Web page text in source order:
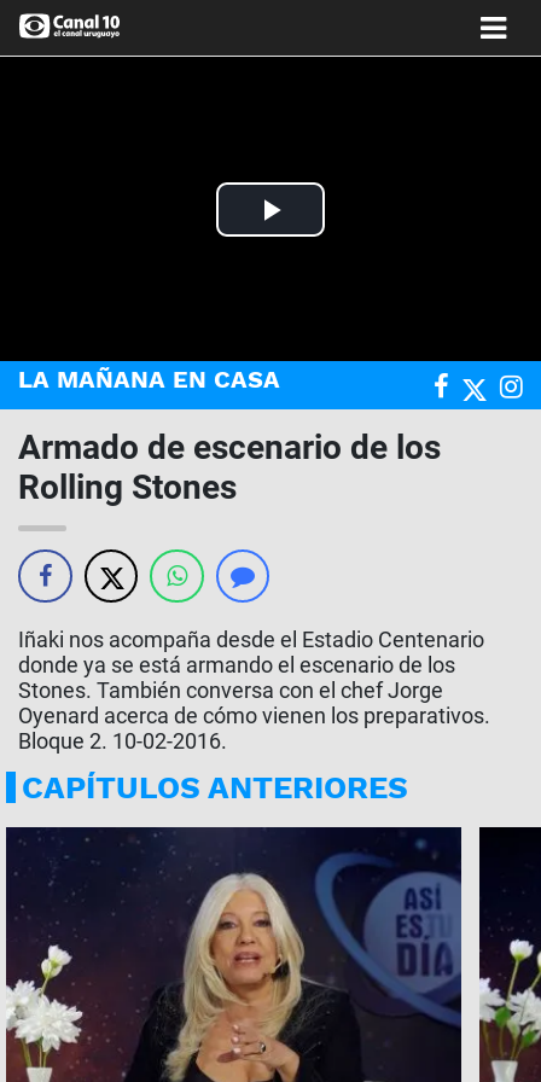
Play
LA MAÑANA EN CASA
Armado de escenario de los
Rolling Stones
Iñaki nos acompaña desde el Estadio Centenario
donde ya se está armando el escenario de los
Stones. También conversa con el chef Jorge
Oyenard acerca de cómo vienen los preparativos.
Bloque 2. 10-02-2016.
CAPÍTULOS ANTERIORES